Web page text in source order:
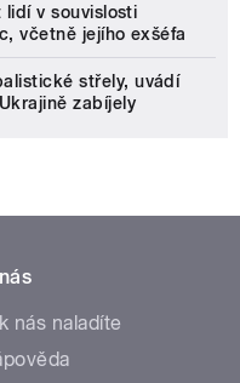
lidí v souvislosti
včetně jejího exšéfa
střely, uvádí
zabíjely
nás naladíte